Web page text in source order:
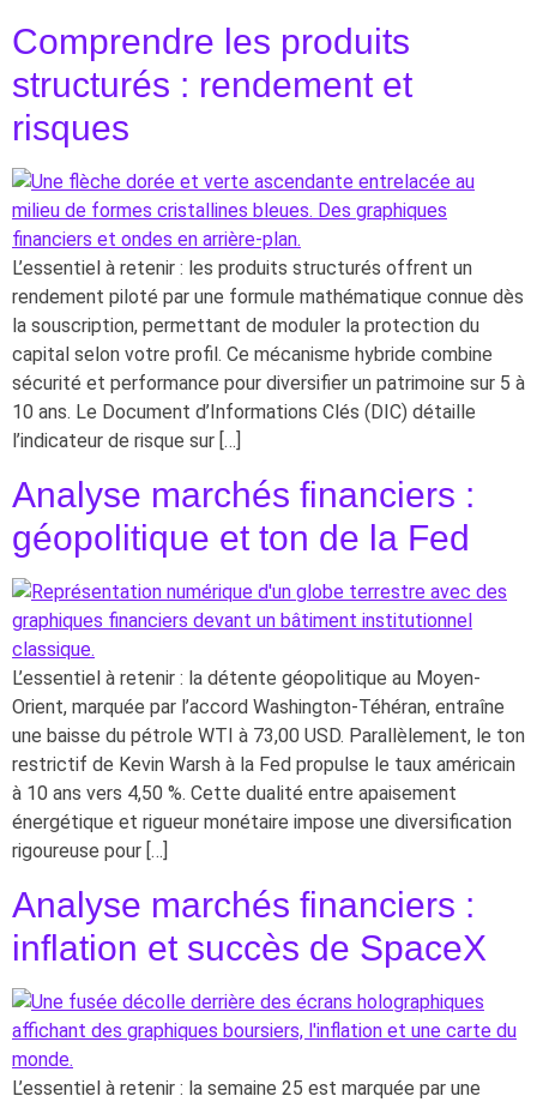
Comprendre les produits
structurés : rendement et
risques
L’essentiel à retenir : les produits structurés offrent un
rendement piloté par une formule mathématique connue dès
la souscription, permettant de moduler la protection du
capital selon votre profil. Ce mécanisme hybride combine
sécurité et performance pour diversifier un patrimoine sur 5 à
10 ans. Le Document d’Informations Clés (DIC) détaille
l’indicateur de risque sur […]
Analyse marchés financiers :
géopolitique et ton de la Fed
L’essentiel à retenir : la détente géopolitique au Moyen-
Orient, marquée par l’accord Washington-Téhéran, entraîne
une baisse du pétrole WTI à 73,00 USD. Parallèlement, le ton
restrictif de Kevin Warsh à la Fed propulse le taux américain
à 10 ans vers 4,50 %. Cette dualité entre apaisement
énergétique et rigueur monétaire impose une diversification
rigoureuse pour […]
Analyse marchés financiers :
inflation et succès de SpaceX
L’essentiel à retenir : la semaine 25 est marquée par une